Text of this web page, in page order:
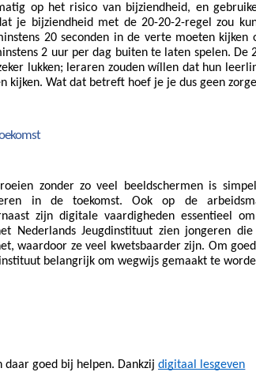
op het risico van bijziendheid, en
je bijziendheid met de 20-20-2-regel zou
20 seconden in de verte moeten
2 uur per dag buiten te laten spelen. De
lukken; leraren zouden wíllen dat hun
kijken. Wat dat betreft hoef je je dus geen
zonder zo veel beeldschermen is
in de toekomst. Ook op de
zijn digitale vaardigheden essentieel
Nederlands Jeugdinstituut zien jongeren
waardoor ze veel kwetsbaarder zijn. Om
belangrijk om wegwijs gemaakt te
daar goed bij helpen. Dankzij digitaal lesgeven